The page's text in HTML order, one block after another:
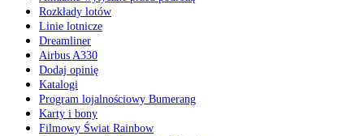
Rozkłady lotów
Linie lotnicze
Dreamliner
Airbus A330
Dodaj opinię
Katalogi
Program lojalnościowy Bumerang
Karty i bony
Filmowy Świat Rainbow